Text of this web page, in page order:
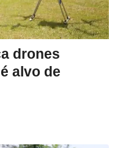
drones
alvo de